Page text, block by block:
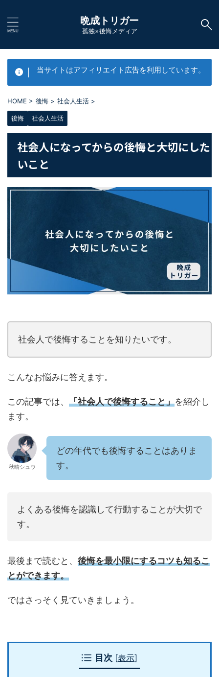
晩成トリガー
孤独×後悔メディア
当サイトはアフィリエイト広告を利用しています。
HOME > 後悔 > 社会人生活 >
後悔 社会人生活
社会人になってからの後悔と大切にした
いこと
社会人で後悔することを知りたいです。
こんなお悩みに答えます。
この記事では、 「社会人で後悔すること」を紹介し
ます。
秋晴シュウ
どの年代でも後悔することはありま
す。
よくある後悔を認識して行動することが大切で
す。
最後まで読むと、 後悔を最小限にするコツも知るこ
とができます。
ではさっそく見ていきましょう。
目次 [表示]